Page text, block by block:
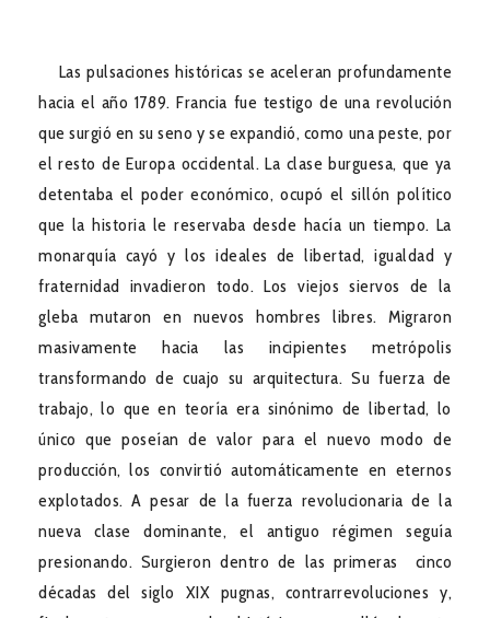
Las pulsaciones históricas se aceleran profundamente
hacia el año 1789. Francia fue testigo de una revolución
que surgió en su seno y se expandió, como una peste, por
el resto de Europa occidental. La clase burguesa, que ya
detentaba el poder económico, ocupó el sillón político
que la historia le reservaba desde hacía un tiempo. La
monarquía cayó y los ideales de libertad, igualdad y
fraternidad invadieron todo. Los viejos siervos de la
gleba mutaron en nuevos hombres libres. Migraron
masivamente hacia las incipientes metrópolis
transformando de cuajo su arquitectura. Su fuerza de
trabajo, lo que en teoría era sinónimo de libertad, lo
único que poseían de valor para el nuevo modo de
producción, los convirtió automáticamente en eternos
explotados. A pesar de la fuerza revolucionaria de la
nueva clase dominante, el antiguo régimen seguía
presionando. Surgieron dentro de las primeras cinco
décadas del siglo XIX pugnas, contrarrevoluciones y,